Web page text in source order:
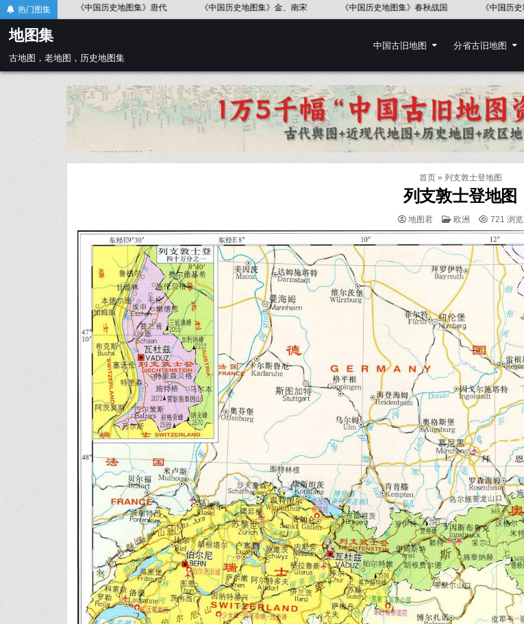
Skip
to
content
热门图集
《中国历史地图集》金、南宋 《中国历史地图集》春秋战国 《中国历史地图集》辽、北宋 《中国历史地图集》东汉
地图集
古地图，老地图，历史地图集
中国古旧地图 分省古旧地图
首页» 列支敦士登地图
列支敦士登地图
地图君
POSTED
欧洲 721 浏览